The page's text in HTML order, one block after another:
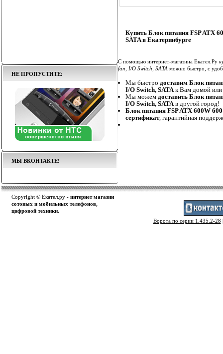
НЕ ПРОПУСТИТЕ:
МЫ ВКОНТАКТЕ!
Купить Блок питания FSP ATX
SATA в Екатеринбурге
С помощью интернет-магазина Екател.Ру
fan, I/O Switch, SATA можно быстро, с
Мы быстро доставим Блок
I/O Switch, SATAк Вам домой или
Мы можем доставить Блок
I/O Switch, SATAв другой город!
Блок питания FSP ATX 600W
сертификат, гарантийная
Copyright © Екател.ру - интернет магазин
сотовых и мобильных телефонов,
цифровой техники.
Ворота по серии 1.435.2-28